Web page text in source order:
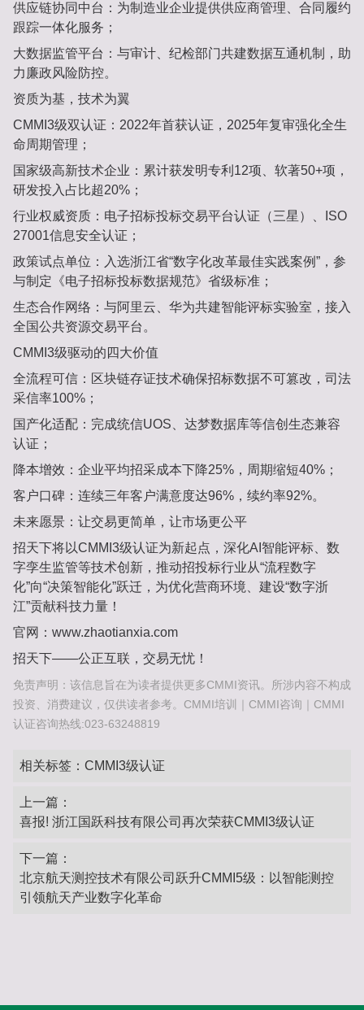
供应链协同中台‌：为制造业企业提供供应商管理、合同履约
跟踪一体化服务；
大数据监管平台‌：与审计、纪检部门共建数据互通机制，助
力廉政风险防控。
资质为基，技术为翼‌
CMMI3级双认证‌：2022年首获认证，2025年复审强化全生
命周期管理；
国家级高新技术企业‌：累计获发明专利‌12项‌、软著‌50+项‌，
研发投入占比超‌20%‌；
行业权威资质‌：电子招标投标交易平台认证（三星）、ISO
27001信息安全认证；
政策试点单位‌：入选浙江省“数字化改革最佳实践案例”，参
与制定‌《电子招标投标数据规范》‌省级标准；
生态合作网络‌：与阿里云、华为共建智能评标实验室，接入
全国公共资源交易平台。
CMMI3级驱动的四大价值‌
全流程可信‌：区块链存证技术确保招标数据不可篡改，司法
采信率‌100%‌；
国产化适配‌：完成统信UOS、达梦数据库等信创生态兼容
认证；
降本增效‌：企业平均招采成本下降‌25%‌，周期缩短‌40%‌；
客户口碑‌：连续三年客户满意度达‌96%‌，续约率‌92%‌。
未来愿景：让交易更简单，让市场更公平‌
招天下将以CMMI3级认证为新起点，深化AI智能评标、数
字孪生监管等技术创新，推动招投标行业从“流程数字
化”向“决策智能化”跃迁，为优化营商环境、建设“数字浙
江”贡献科技力量！
官网：www.zhaotianxia.com
招天下——公正互联，交易无忧！‌
免责声明：该信息旨在为读者提供更多CMMI资讯。所涉内容不构成
投资、消费建议，仅供读者参考。CMMI培训｜CMMI咨询｜CMMI
认证咨询热线:023-63248819
相关标签： CMMI3级认证
上一篇：
喜报! 浙江国跃科技有限公司再次荣获CMMI3级认证
下一篇：
北京航天测控技术有限公司跃升CMMI5级：以智能测控
引领航天产业数字化革命‌